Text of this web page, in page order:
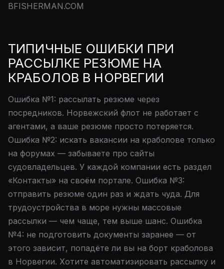
BFISHERMAN.COM
ТИПИЧНЫЕ ОШИБКИ ПРИ
РАССЫЛКЕ РЕЗЮМЕ НА
КРАБОЛОВ В НОРВЕГИИ
Ошибка №1: рассылать резюме через
посредников. Норвежский флот не работает с
агентами, а ваше резюме просто потеряется.
Ошибка №2: искать вакансии на краболове только
на форумах — забываете про сайты
судовладельцев. У каждой компании есть раздел
«Контакты» на своём портале. Ошибка №3:
отправить резюме один раз и ждать чуда. Для
трудоустройства в море нужны массовые
рассылки — чем чаще, тем выше шанс. Ошибка
№4: не подготовить документы заранее — от
этого зависит, попадёте ли вы на борт краболова
в Норвегии. Хотите автоматизировать рассылку и